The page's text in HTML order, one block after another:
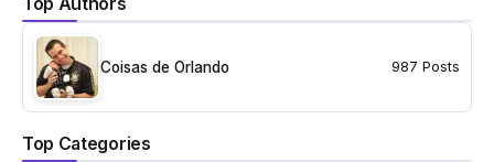
Top Authors
Coisas de Orlando 987 Posts
Top Categories